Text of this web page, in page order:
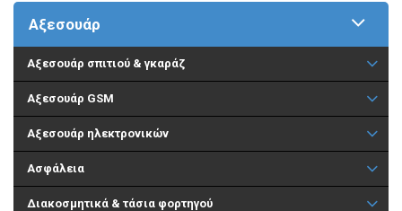
Αξεσουάρ
Aξεσουάρ σπιτιού & γκαράζ
Αξεσουάρ GSM
Αξεσουάρ ηλεκτρονικών
Ασφάλεια
Διακοσμητικά & τάσια φορτηγού